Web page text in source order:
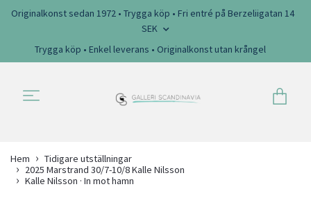
Originalkonst sedan 1972 • Trygga köp • Fri entré på Berzeliigatan 14
SEK
Trygga köp • Enkel leverans • Originalkonst utan krångel
Hem
Tidigare utställningar
2025 Marstrand 30/7-10/8 Kalle Nilsson
Kalle Nilsson · In mot hamn